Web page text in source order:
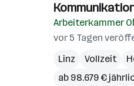
Arbeiterkammer
vor 5 Tagen
Linz
Vollzeit
ab 98.679 €